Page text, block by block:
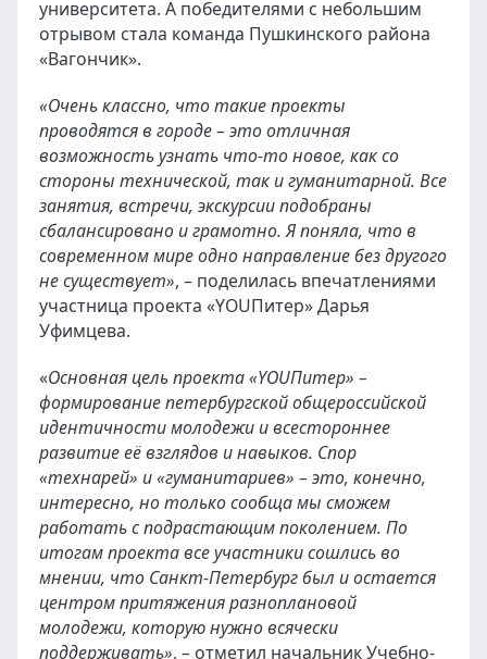
университета. А победителями с небольшим
отрывом стала команда Пушкинского района
«Вагончик».
«Очень классно, что такие проекты
проводятся в городе – это отличная
возможность узнать что-то новое, как со
стороны технической, так и гуманитарной. Все
занятия, встречи, экскурсии подобраны
сбалансировано и грамотно. Я поняла, что в
современном мире одно направление без другого
не существует», – поделилась впечатлениями
участница проекта «YOUПитер» Дарья
Уфимцева.
«Основная цель проекта «YOUПитер» –
формирование петербургской общероссийской
идентичности молодежи и всестороннее
развитие её взглядов и навыков. Спор
«технарей» и «гуманитариев» – это, конечно,
интересно, но только сообща мы сможем
работать с подрастающим поколением. По
итогам проекта все участники сошлись во
мнении, что Санкт-Петербург был и остается
центром притяжения разноплановой
молодежи, которую нужно всячески
поддерживать», – отметил начальник Учебно-